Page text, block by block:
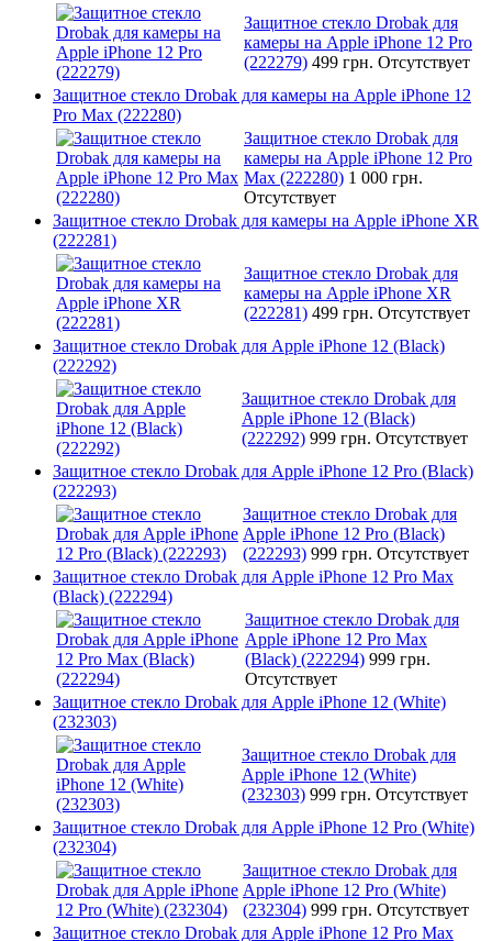
Защитное стекло Drobak для
камеры на Apple iPhone 12 Pro
(222279) 499 грн. Отсутствует
Защитное стекло Drobak для камеры на Apple iPhone 12
Pro Max (222280)
Защитное стекло Drobak для
камеры на Apple iPhone 12 Pro
Max (222280) 1 000 грн.
Отсутствует
Защитное стекло Drobak для камеры на Apple iPhone XR
(222281)
Защитное стекло Drobak для
камеры на Apple iPhone XR
(222281) 499 грн. Отсутствует
Защитное стекло Drobak для Apple iPhone 12 (Black)
(222292)
Защитное стекло Drobak для
Apple iPhone 12 (Black)
(222292) 999 грн. Отсутствует
Защитное стекло Drobak для Apple iPhone 12 Pro (Black)
(222293)
Защитное стекло Drobak для
Apple iPhone 12 Pro (Black)
(222293) 999 грн. Отсутствует
Защитное стекло Drobak для Apple iPhone 12 Pro Max
(Black) (222294)
Защитное стекло Drobak для
Apple iPhone 12 Pro Max
(Black) (222294) 999 грн.
Отсутствует
Защитное стекло Drobak для Apple iPhone 12 (White)
(232303)
Защитное стекло Drobak для
Apple iPhone 12 (White)
(232303) 999 грн. Отсутствует
Защитное стекло Drobak для Apple iPhone 12 Pro (White)
(232304)
Защитное стекло Drobak для
Apple iPhone 12 Pro (White)
(232304) 999 грн. Отсутствует
Защитное стекло Drobak для Apple iPhone 12 Pro Max